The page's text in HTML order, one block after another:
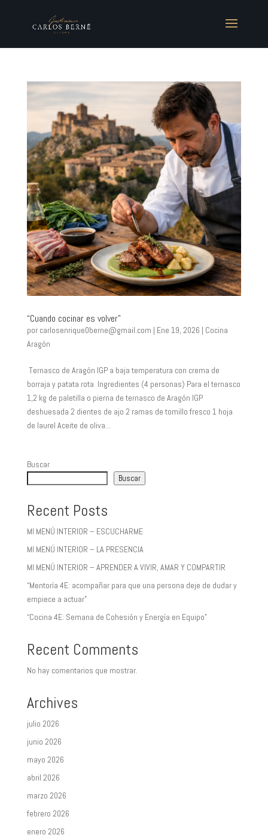
“Cuando cocinar es volver”
por carlosenrique0berne@gmail.com | Ene 19, 2026 | Cocina
Aragón
Ternasco de Aragón IGP a baja temperatura con crema de
borraja y patata rota Ingredientes (4 personas) Para el ternasco
1,2 kg de paletilla o pierna de ternasco de Aragón IGP
deshuesada 2 dientes de ajo 2 ramas de tomillo fresco 1 hoja
de laurel Aceite de oliva...
Buscar
Buscar
Recent Posts
MI MENÚ INTERIOR – ESCUCHARME
MI MENÚ INTERIOR – LA PRESENCIA
MI MENÚ INTERIOR – APRENDER A VIVIR, AMAR Y COMPARTIR
“Mentoría 4E: acompañar para que una persona deje de dudar y
empiece a actuar”
“Cocina 4E: Semana de Cohesión y Energía en Equipo”
Recent Comments
No hay comentarios que mostrar.
Archives
julio 2026
junio 2026
mayo 2026
abril 2026
marzo 2026
febrero 2026
enero 2026